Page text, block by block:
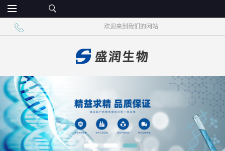
欢迎来到我们的网站